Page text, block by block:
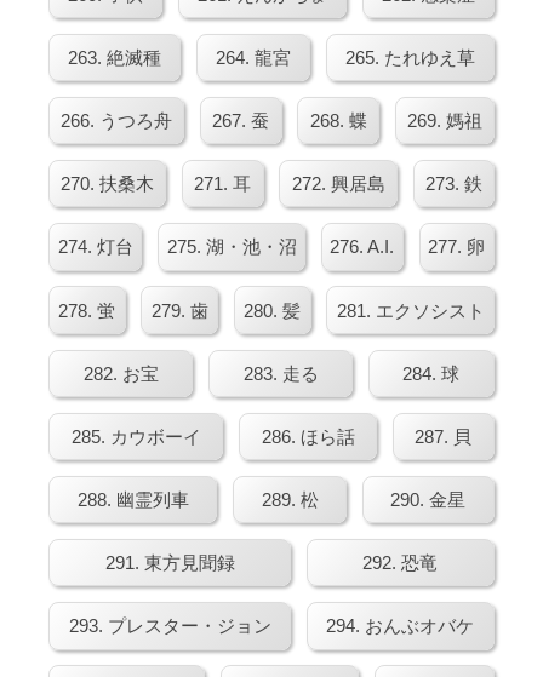
263. 絶滅種 264. 龍宮 265. たれゆえ草
266. うつろ舟 267. 蚕 268. 蝶 269. 媽祖
270. 扶桑木 271. 耳 272. 興居島 273. 鉄
274. 灯台 275. 湖・池・沼 276. A.I. 277. 卵
278. 蛍 279. 歯 280. 髪 281. エクソシスト
282. お宝 283. 走る 284. 球
285. カウボーイ 286. ほら話 287. 貝
288. 幽霊列車 289. 松 290. 金星
291. 東方見聞録 292. 恐竜
293. プレスター・ジョン 294. おんぶオバケ